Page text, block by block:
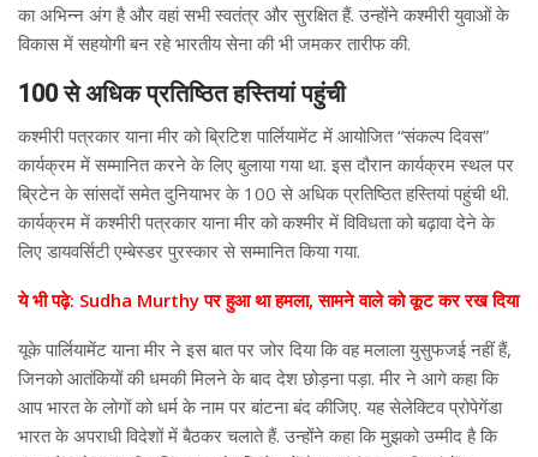
का अभिन्न अंग है और वहां सभी स्वतंत्र और सुरक्षित हैं. उन्होंने कश्मीरी युवाओं के
विकास में सहयोगी बन रहे भारतीय सेना की भी जमकर तारीफ की.
100 से अधिक प्रतिष्ठित हस्तियां पहुंची
कश्मीरी पत्रकार याना मीर को ब्रिटिश पार्लियामेंट में आयोजित “संकल्प दिवस”
कार्यक्रम में सम्मानित करने के लिए बुलाया गया था. इस दौरान कार्यक्रम स्थल पर
ब्रिटेन के सांसदों समेत दुनियाभर के 100 से अधिक प्रतिष्ठित हस्तियां पहुंची थी.
कार्यक्रम में कश्मीरी पत्रकार याना मीर को कश्मीर में विविधता को बढ़ावा देने के
लिए डायवर्सिटी एम्बेस्डर पुरस्कार से सम्मानित किया गया.
ये भी पढ़े: Sudha Murthy पर हुआ था हमला, सामने वाले को कूट कर रख दिया
यूके पार्लियामेंट याना मीर ने इस बात पर जोर दिया कि वह मलाला युसुफजई नहीं हैं,
जिनको आतंकियों की धमकी मिलने के बाद देश छोड़ना पड़ा. मीर ने आगे कहा कि
आप भारत के लोगों को धर्म के नाम पर बांटना बंद कीजिए. यह सेलेक्टिव प्रोपेगेंडा
भारत के अपराधी विदेशों में बैठकर चलाते हैं. उन्होंने कहा कि मुझको उम्मीद है कि